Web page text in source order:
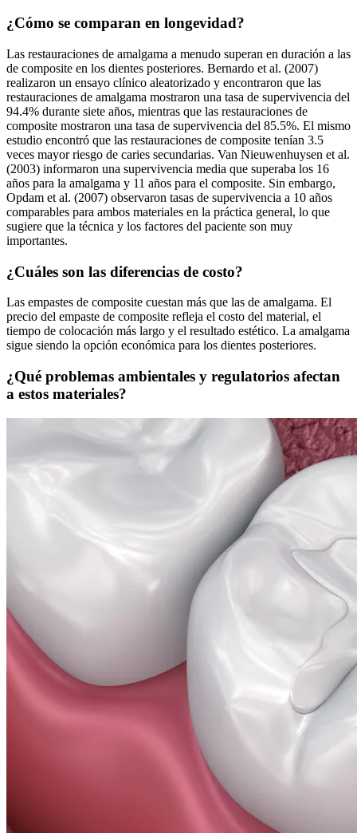
¿Cómo se comparan en longevidad?
Las restauraciones de amalgama a menudo superan en duración a las
de composite en los dientes posteriores. Bernardo et al. (2007)
realizaron un ensayo clínico aleatorizado y encontraron que las
restauraciones de amalgama mostraron una tasa de supervivencia del
94.4% durante siete años, mientras que las restauraciones de
composite mostraron una tasa de supervivencia del 85.5%. El mismo
estudio encontró que las restauraciones de composite tenían 3.5
veces mayor riesgo de caries secundarias. Van Nieuwenhuysen et al.
(2003) informaron una supervivencia media que superaba los 16
años para la amalgama y 11 años para el composite. Sin embargo,
Opdam et al. (2007) observaron tasas de supervivencia a 10 años
comparables para ambos materiales en la práctica general, lo que
sugiere que la técnica y los factores del paciente son muy
importantes.
¿Cuáles son las diferencias de costo?
Las empastes de composite cuestan más que las de amalgama. El
precio del empaste de composite refleja el costo del material, el
tiempo de colocación más largo y el resultado estético. La amalgama
sigue siendo la opción económica para los dientes posteriores.
¿Qué problemas ambientales y regulatorios afectan
a estos materiales?